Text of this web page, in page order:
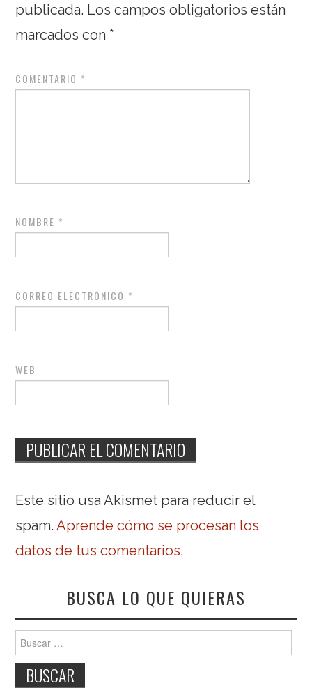
publicada. Los campos obligatorios están
marcados con *
COMENTARIO *
NOMBRE *
CORREO ELECTRÓNICO *
WEB
Este sitio usa Akismet para reducir el
spam.Aprende cómo se procesan los
datos de tus comentarios.
BUSCA LO QUE QUIERAS
Buscar: